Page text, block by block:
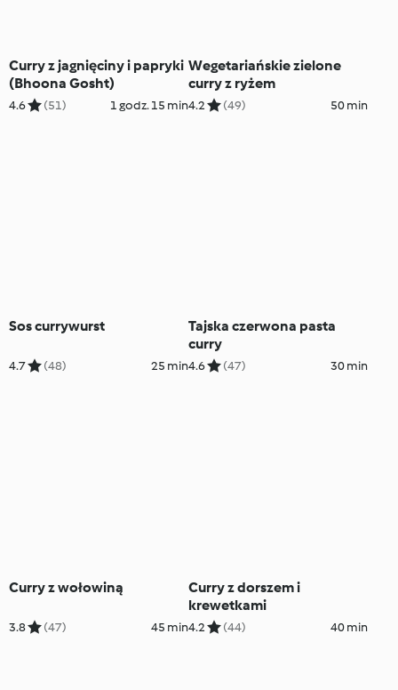
Curry z jagnięciny i papryki
(Bhoona Gosht)
4.6 (51) 1 godz. 15 min
Wegetariańskie zielone
curry z ryżem
4.2 (49) 50 min
Sos currywurst
4.7 (48) 25 min
Tajska czerwona pasta
curry
4.6 (47) 30 min
Curry z wołowiną
3.8 (47) 45 min
Curry z dorszem i
krewetkami
4.2 (44) 40 min